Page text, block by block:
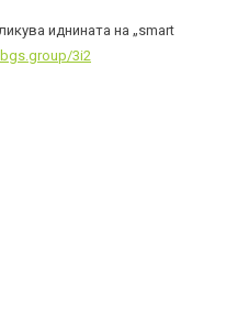
иднината на „smart
3i2